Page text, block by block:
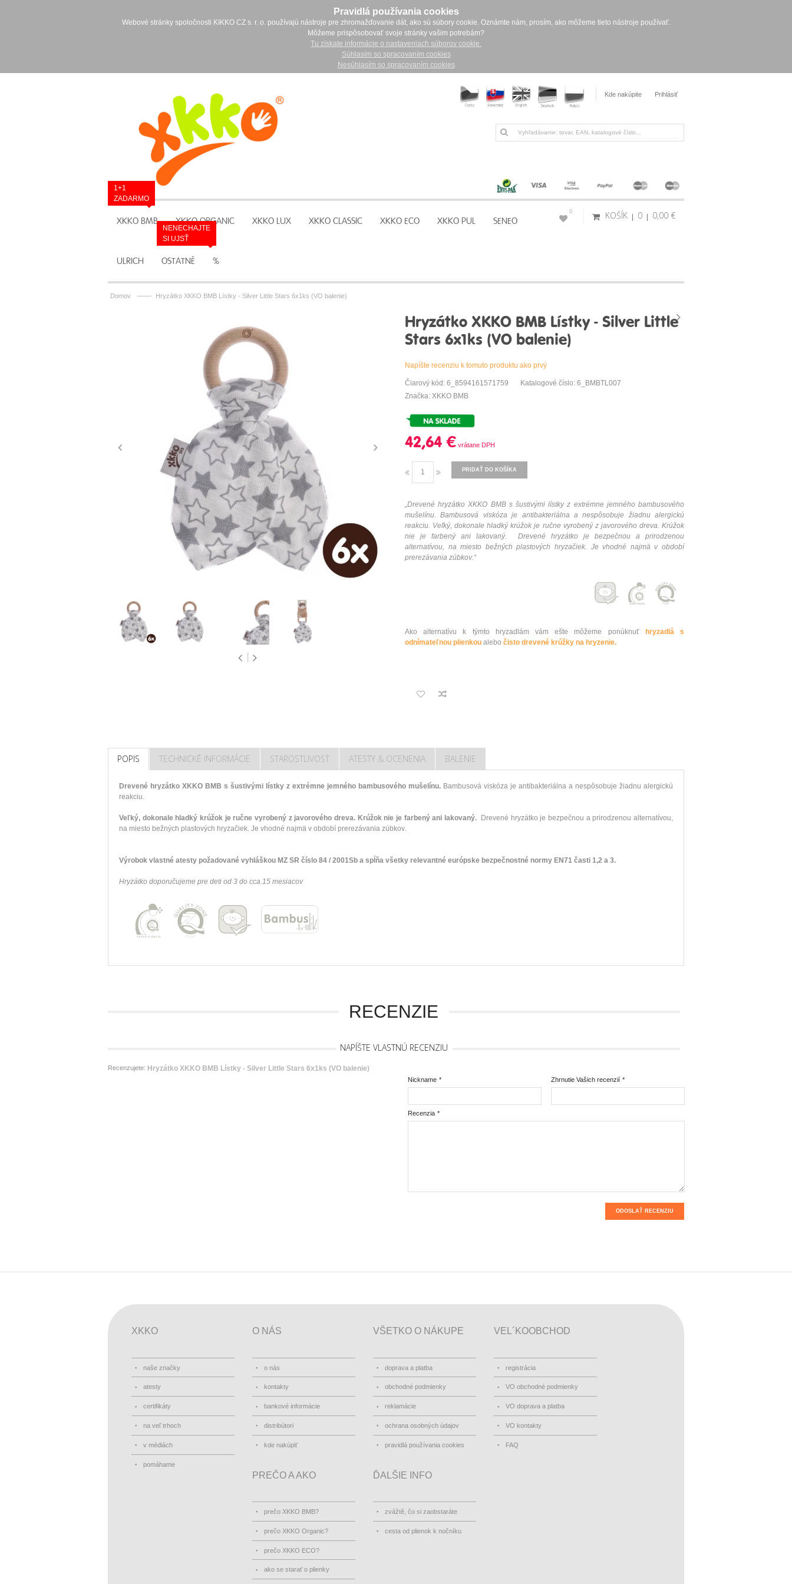
Pravidlá používania cookies
Webové stránky spoločnosti KIKKO CZ s. r. o. používajú nástroje pre zhromažďovanie dát, ako sú súbory cookie. Oznámte nám, prosím, ako môžeme tieto nástroje používať.
Môžeme prispôsobovať svoje stránky vašim potrebám?
Tu získate informácie o nastaveniach súborov cookie.
Súhlasím so spracovaním cookies
Nesúhlasím so spracovaním cookies
Kde nakúpite Prihlásiť
XKKO BMB
1+1
ZADARMO
XKKO ORGANIC XKKO LUX XKKO CLASSIC XKKO ECO XKKO PUL SENEO
ULRICH OSTATNÉ %
NENECHAJTE
SI UJSŤ
KOŠÍK 0 0,00 €
0
Domov —— Hryzátko XKKO BMB Lístky - Silver Little Stars 6x1ks (VO balenie)
Hryzátko XKKO BMB Lístky - Silver Little
Stars 6x1ks (VO balenie)
Napíšte recenziu k tomuto produktu ako prvý
Čiarový kód: 6_8594161571759
Katalogové číslo: 6_BMBTL007
Značka: XKKO BMB
42,64 €
PRIDAŤ DO KOŠÍKA
„Drevené hryzátko XKKO BMB s šustivými lístky z extrémne jemného bambusového
mušelínu. Bambusová viskóza je antibakteriálna a nespôsobuje žiadnu alergickú
reakciu. Veľký, dokonale hladký krúžok je ručne vyrobený z javorového dreva. Krúžok
nie je
farbený ani lakovaný. Drevené hryzátko je bezpečnou a
prirodzenou
alternatívou, na miesto bežných plastových hryzačiek. Je vhodné najmä v období
prerezávania zúbkov.“
Ako alternatívu k týmto hryzadlám vám ešte môžeme ponúknuť
hryzadlá s
odnímateľnou plienkou alebo čisto drevené krúžky na hryzenie.
POPIS TECHNICKÉ INFORMÁCIE STAROSTLIVOSŤ ATESTY & OCENENIA BALENIE
Drevené hryzátko XKKO BMB s šustivými lístky z extrémne jemného bambusového mušelínu. Bambusová viskóza je antibakteriálna a nespôsobuje žiadnu alergickú
reakciu.
Veľký, dokonale hladký krúžok je ručne vyrobený z javorového dreva. Krúžok nie je farbený ani lakovaný. Drevené hryzátko je bezpečnou a prirodzenou alternatívou,
na miesto bežných plastových hryzačiek. Je vhodné najmä v období prerezávania zúbkov.
Výrobok vlastné atesty požadované vyhláškou MZ SR číslo 84 / 2001Sb a spĺňa všetky relevantné európske bezpečnostné normy EN71 časti 1,2 a 3.
Hryzátko doporučujeme pre deti od 3 do cca.15 mesiacov
RECENZIE
NAPÍŠTE VLASTNÚ RECENZIU
Recenzujete: Hryzátko XKKO BMB Lístky - Silver Little Stars 6x1ks (VO balenie)
*
Nickname *
Zhrnutie Vašich recenzií
*
Recenzia
ODOSLAŤ RECENZIU
XKKO
naše značky
atesty
certifikáty
na vel´trhoch
v médiách
pomáhame
O NÁS
o nás
kontakty
bankové informácie
distribútori
kde nakúpiť
VŠETKO O NÁKUPE
doprava a platba
obchodné podmienky
reklamácie
ochrana osobných údajov
pravidlá používania cookies
VEL´KOOBCHOD
registrácia
VO obchodné podmienky
VO doprava a platba
VO kontakty
FAQ
PREČO A AKO
prečo XKKO BMB?
prečo XKKO Organic?
prečo XKKO ECO?
ako se starať o plienky
ĎALŠIE INFO
zvážtě, čo si zaobstaráte
cesta od plienok k nočníku